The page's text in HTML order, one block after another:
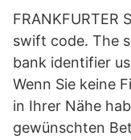
FRANKFURTER
swift code. The
bank identifier
Wenn Sie keine
in Ihrer Nähe
gewünschten